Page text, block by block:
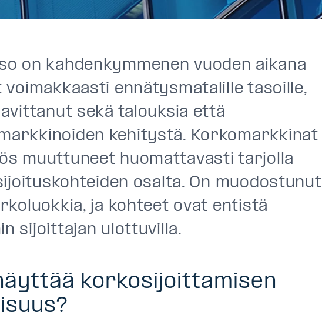
on kahdenkymmenen vuoden aikana
voimakkaasti ennätysmatalille tasoille,
sekä talouksia että
kehitystä. Korkomarkkinat
muuttuneet huomattavasti tarjolla
osalta. On muodostunut
ja kohteet ovat entistä
sijoittajan ulottuvilla.
korkosijoittamisen